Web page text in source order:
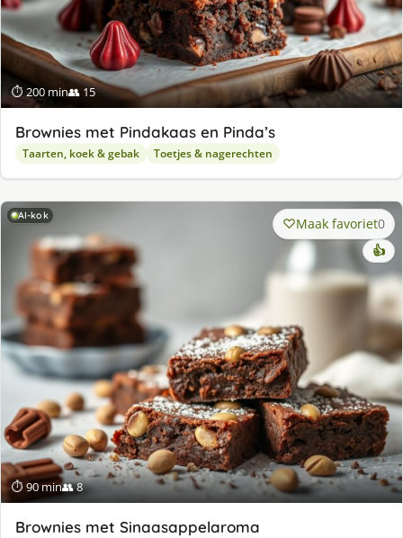
⏱ 200 min👥 15
Brownies met Pindakaas en Pinda’s
Taarten, koek & gebak Toetjes & nagerechten
AI-kok
⏱ 90 min👥 8
Maak favoriet0
👍
Brownies met Sinaasappelaroma